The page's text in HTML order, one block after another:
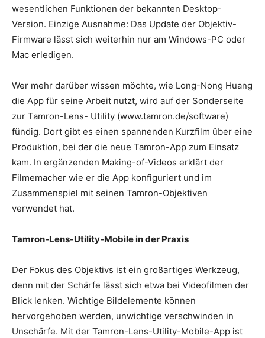
wesentlichen Funktionen der bekannten Desktop-
Version. Einzige Ausnahme: Das Update der Objektiv-
Firmware lässt sich weiterhin nur am Windows-PC oder
Mac erledigen.
Wer mehr darüber wissen möchte, wie Long-Nong Huang
die App für seine Arbeit nutzt, wird auf der Sonderseite
zur Tamron-Lens- Utility (www.tamron.de/software)
fündig. Dort gibt es einen spannenden Kurzfilm über eine
Produktion, bei der die neue Tamron-App zum Einsatz
kam. In ergänzenden Making-of-Videos erklärt der
Filmemacher wie er die App konfiguriert und im
Zusammenspiel mit seinen Tamron-Objektiven
verwendet hat.
Tamron-Lens-Utility-Mobile in der Praxis
Der Fokus des Objektivs ist ein großartiges Werkzeug,
denn mit der Schärfe lässt sich etwa bei Videofilmen der
Blick lenken. Wichtige Bildelemente können
hervorgehoben werden, unwichtige verschwinden in
Unschärfe. Mit der Tamron-Lens-Utility-Mobile-App ist